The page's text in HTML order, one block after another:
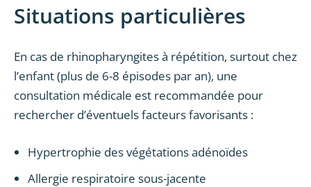
Situations particulières
En cas de rhinopharyngites à répétition, surtout chez
l’enfant (plus de 6-8 épisodes par an), une
consultation médicale est recommandée pour
rechercher d’éventuels facteurs favorisants :
Hypertrophie des végétations adénoïdes
Allergie respiratoire sous-jacente